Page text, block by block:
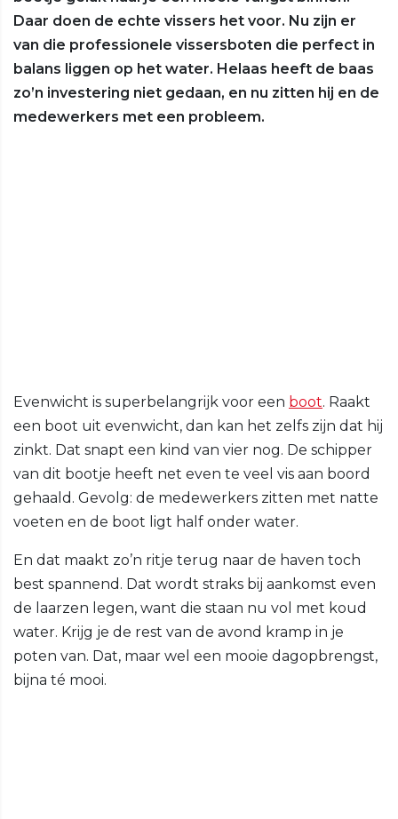
Daar doen de echte vissers het voor. Nu zijn er
van die professionele vissersboten die perfect in
balans liggen op het water. Helaas heeft de baas
zo’n investering niet gedaan, en nu zitten hij en de
medewerkers met een probleem.
Evenwicht is superbelangrijk voor een boot. Raakt
een boot uit evenwicht, dan kan het zelfs zijn dat hij
zinkt. Dat snapt een kind van vier nog. De schipper
van dit bootje heeft net even te veel vis aan boord
gehaald. Gevolg: de medewerkers zitten met natte
voeten en de boot ligt half onder water.
En dat maakt zo’n ritje terug naar de haven toch
best spannend. Dat wordt straks bij aankomst even
de laarzen legen, want die staan nu vol met koud
water. Krijg je de rest van de avond kramp in je
poten van. Dat, maar wel een mooie dagopbrengst,
bijna té mooi.